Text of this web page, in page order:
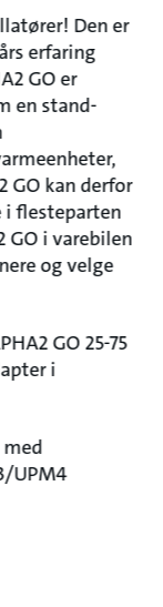
Den er
erfaring
GO er
en stand-
GO kan derfor
i flesteparten
GO i varebilen
og velge
GO 25-75
i
med
UPM4